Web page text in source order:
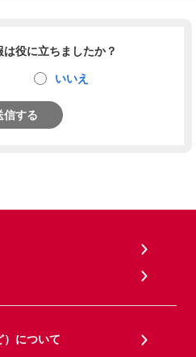
役に立ちましたか？
いいえ
信する
）について